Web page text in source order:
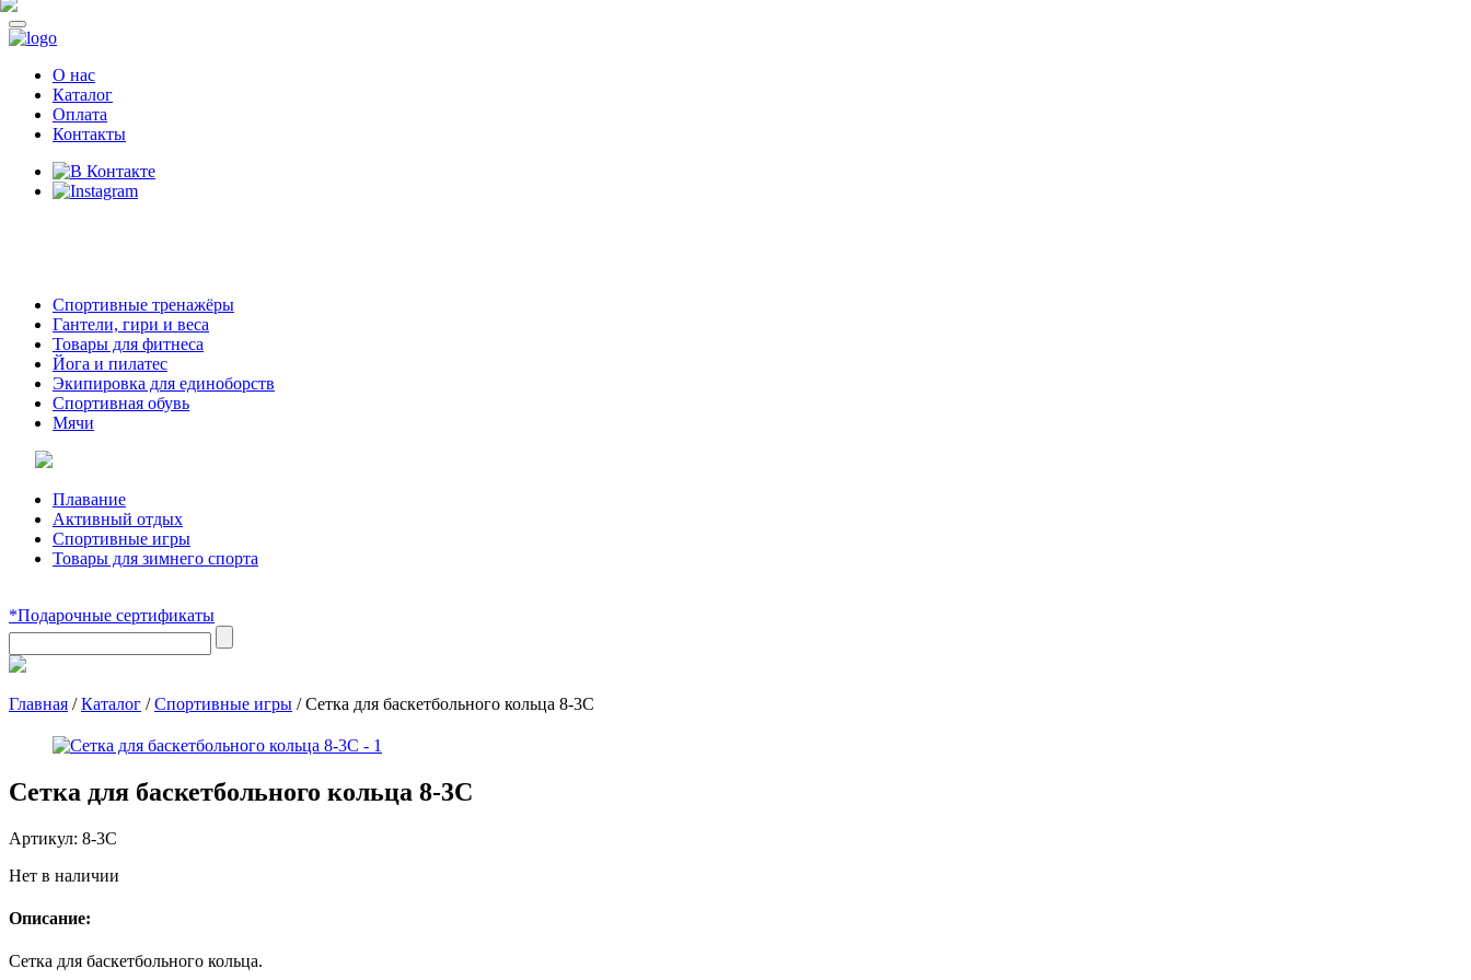
О нас
Каталог
Оплата
Контакты
Спортивные тренажёры
Гантели, гири и веса
Товары для фитнеса
Йога и пилатес
Экипировка для единоборств
Спортивная обувь
Мячи
Плавание
Активный отдых
Спортивные игры
Товары для зимнего спорта
*Подарочные сертификаты
Главная /Каталог /Спортивные игры /Сетка для баскетбольного кольца 8-3С
Сетка для баскетбольного кольца 8-3С
Артикул: 8-3С
Нет в наличии
Описание:
Сетка для баскетбольного кольца.